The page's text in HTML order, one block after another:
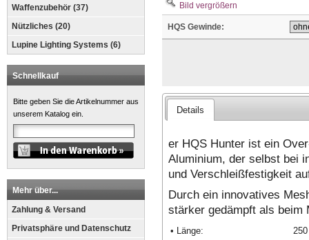
Waffenzubehör (37)
Nützliches (20)
Lupine Lighting Systems (6)
Schnellkauf
Bitte geben Sie die Artikelnummer aus
unserem Katalog ein.
Mehr über...
Zahlung & Versand
Privatsphäre und Datenschutz
Bild vergrößern
HQS Gewinde:
Details
er HQS Hunter ist ein
Aluminium, der selbst bei
und Verschleißfestigkeit
Durch ein innovatives
stärker gedämpft als beim
• Länge: